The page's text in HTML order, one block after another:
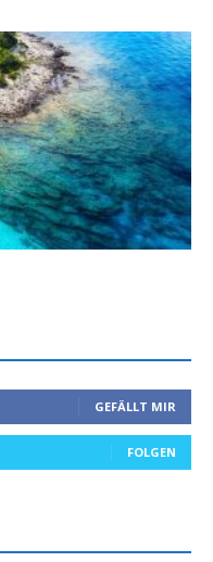
GEFÄLLT MIR
FOLGEN